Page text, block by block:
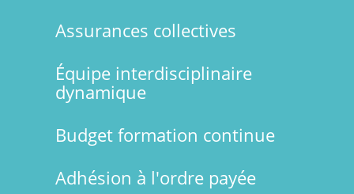
Assurances collectives
Équipe interdisciplinaire
dynamique
Budget formation continue
Adhésion à l'ordre payée